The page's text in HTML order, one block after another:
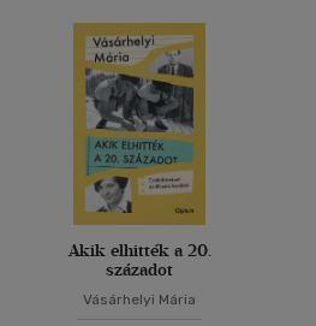
Akik elhitték a 20.
századot
Vásárhelyi Mária